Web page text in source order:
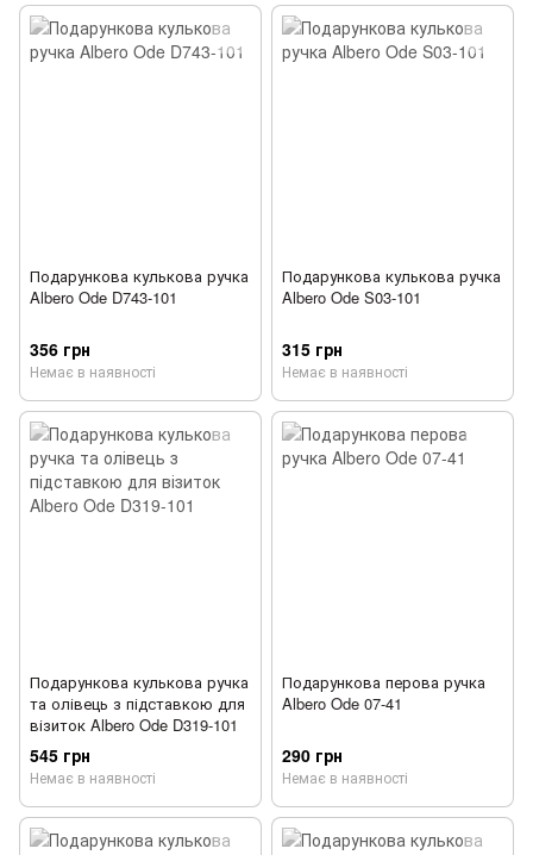
Подарункова кулькова ручка
Albero Ode D743-101
356 грн
Немає в наявності
Подарункова кулькова ручка
Albero Ode S03-101
315 грн
Немає в наявності
Подарункова кулькова ручка
та олівець з підставкою для
візиток Albero Ode D319-101
545 грн
Немає в наявності
Подарункова перова ручка
Albero Ode 07-41
290 грн
Немає в наявності